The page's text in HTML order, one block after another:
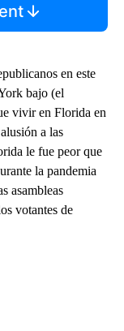
en este
bajo (el
vivir en Florida en
a las
le fue peor que
la pandemia
asambleas
votantes de